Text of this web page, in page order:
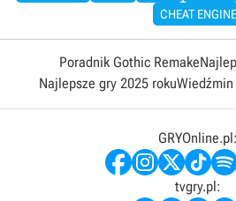
CHEAT ENGINE
Poradnik Gothic Remake
Najlepsze gry 2025 rokuWiedźmin
GRYOnline.pl:
tvgry.pl: